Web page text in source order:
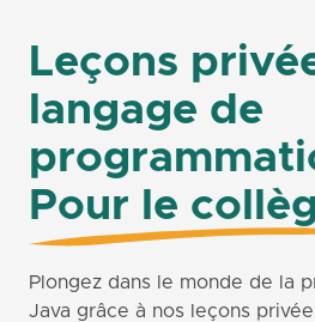
Leçons
langage de
Pour le
Plongez dans le monde de la
Java grâce à nos leçons